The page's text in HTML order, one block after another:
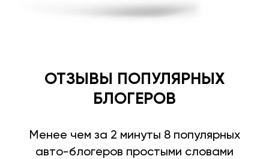
ОТЗЫВЫ ПОПУЛЯРНЫХ
БЛОГЕРОВ
Менее чем за 2 минуты 8 популярных
авто-блогеров простыми словами